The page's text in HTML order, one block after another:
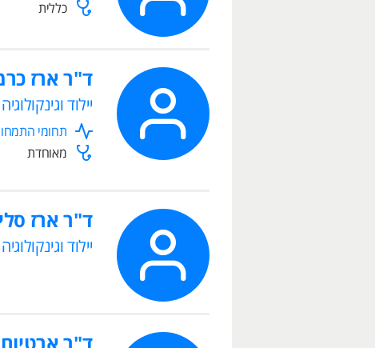
כללית
ד"ר ארז
יילוד וגינקולוגיה
תחומי
מאוחדת
ד"ר ארז
יילוד וגינקולוגיה